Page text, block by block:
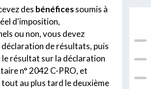
des bénéficessoumis à
d'imposition,
ou non, vous devez
de résultats, puis
résultat sur la déclaration
n° 2042 C-PRO, et
au plus tard le deuxième